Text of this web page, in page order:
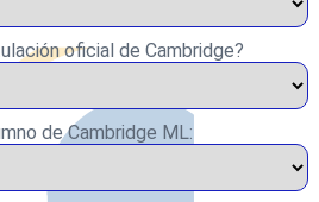
oficial de Cambridge?
de Cambridge ML: